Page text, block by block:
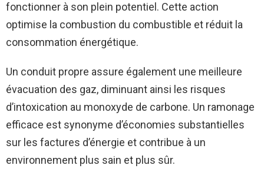
fonctionner à son plein potentiel. Cette action
optimise la combustion du combustible et réduit la
consommation énergétique.
Un conduit propre assure également une meilleure
évacuation des gaz, diminuant ainsi les risques
d’intoxication au monoxyde de carbone. Un ramonage
efficace est synonyme d’économies substantielles
sur les factures d’énergie et contribue à un
environnement plus sain et plus sûr.